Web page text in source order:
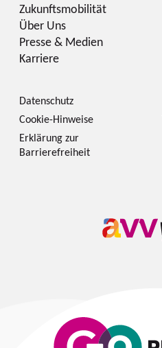
Zukunftsmobilität
Über Uns
Presse & Medien
Karriere
Datenschutz
Cookie-Hinweise
Erklärung zur
Barrierefreiheit